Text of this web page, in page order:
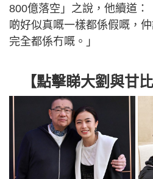
800億落空」之說，他續道：
啲好似真嘅一樣都係假嘅，
完全都係冇嘅。」
【點擊睇大劉與甘比